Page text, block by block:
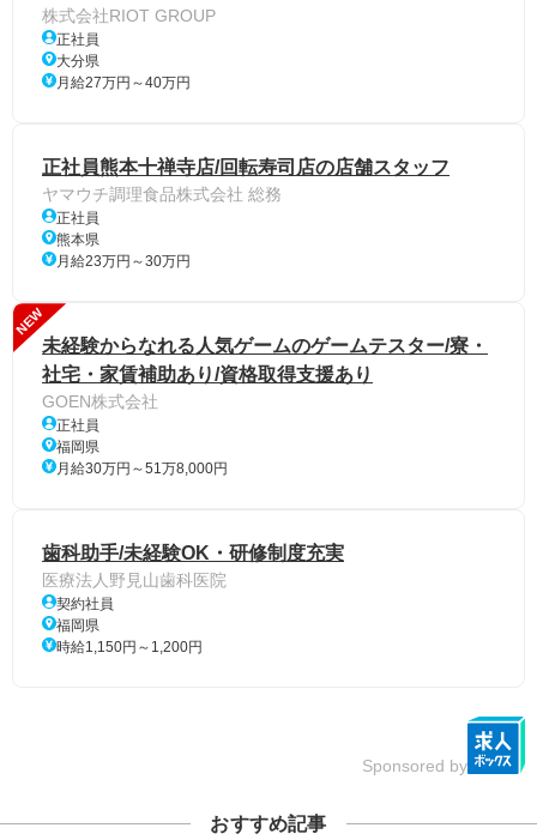
株式会社RIOT GROUP
正社員
大分県
月給27万円～40万円
正社員熊本十禅寺店/回転寿司店の店舗スタッフ
ヤマウチ調理食品株式会社 総務
正社員
熊本県
月給23万円～30万円
NEW
未経験からなれる人気ゲームのゲームテスター/寮・
社宅・家賃補助あり/資格取得支援あり
GOEN株式会社
正社員
福岡県
月給30万円～51万8,000円
歯科助手/未経験OK・研修制度充実
医療法人野見山歯科医院
契約社員
福岡県
時給1,150円～1,200円
Sponsored by
おすすめ記事